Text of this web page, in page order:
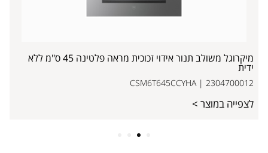
מיקרוגל משולב תנור אידוי זכוכית מראה פלטינה 45 ס"מ ללא
ידית
CSM6T645CCYHA | 2304700012
לצפייה במוצר >